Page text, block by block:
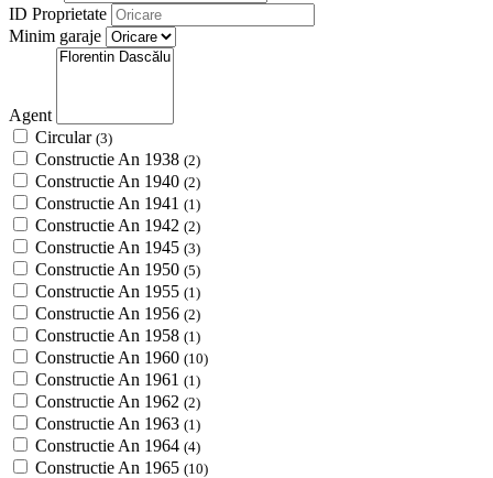
ID Proprietate
Minim garaje
Agent
Circular (3)
Constructie An 1938 (2)
Constructie An 1940 (2)
Constructie An 1941 (1)
Constructie An 1942 (2)
Constructie An 1945 (3)
Constructie An 1950 (5)
Constructie An 1955 (1)
Constructie An 1956 (2)
Constructie An 1958 (1)
Constructie An 1960 (10)
Constructie An 1961 (1)
Constructie An 1962 (2)
Constructie An 1963 (1)
Constructie An 1964 (4)
Constructie An 1965 (10)